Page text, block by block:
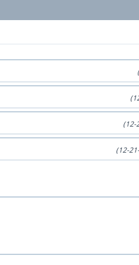
(12-
(12-